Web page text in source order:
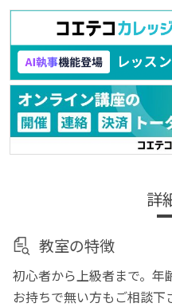
詳
教室の特徴
初心者から上級者まで。年
お持ちで無い方もご相談